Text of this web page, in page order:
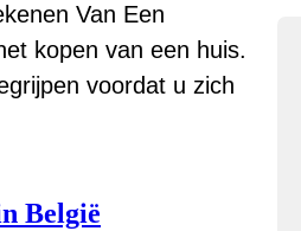
Van Een
kopen van een huis.
voordat u zich
België